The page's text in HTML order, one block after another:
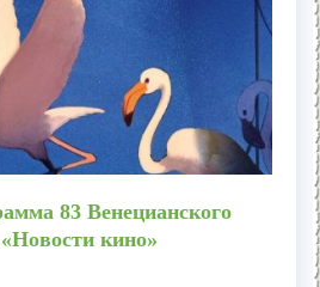
83 Венецианского
кино»